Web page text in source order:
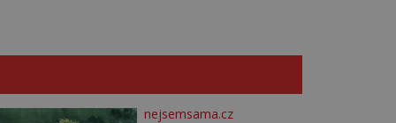
nejsemsama.cz